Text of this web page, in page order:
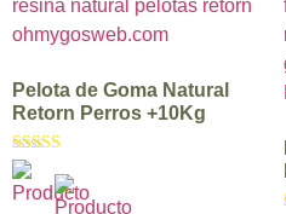
Pelota de Goma Natural
Retorn Perros +10Kg
Valorado con
5.00
de 5